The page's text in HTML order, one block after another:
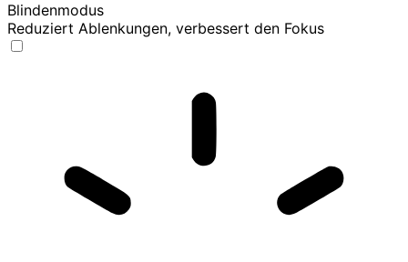
Blindenmodus
Reduziert Ablenkungen, verbessert den Fokus